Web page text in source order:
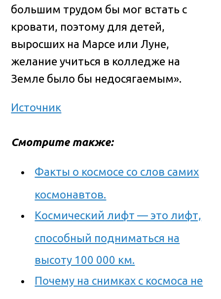
большим трудом бы мог встать с
кровати, поэтому для детей,
выросших на Марсе или Луне,
желание учиться в колледже на
Земле было бы недосягаемым».
Источник
Смотрите также:
Факты о космосе со слов самих
космонавтов.
Космический лифт — это лифт,
способный подниматься на
высоту 100 000 км.
Почему на снимках с космоса не